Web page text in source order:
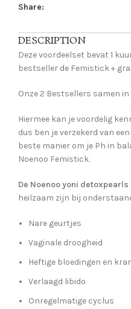
Share:
DESCRIPTION
Deze voordeelset bevat 1
bestseller de Femistick +
Onze 2 Bestsellers samen in
Hiermee kan je voordelig
dus ben je verzekerd van
beste manier om je Ph in
Noenoo Femistick.
De Noenoo yoni detoxpearls
heilzaam zijn bij
Nare geurtjes
Vaginale droogheid
Heftige bloedingen en
Verlaagd libido
Onregelmatige cyclus